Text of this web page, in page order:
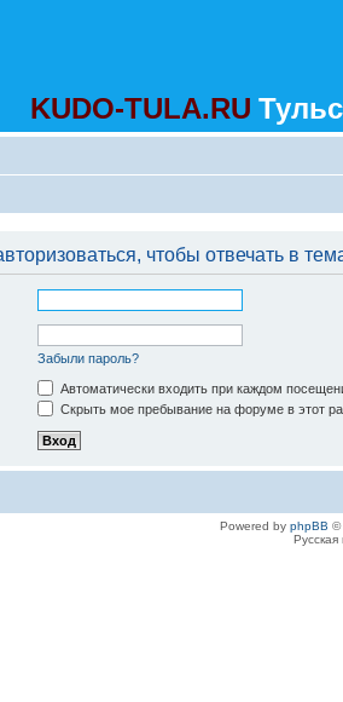
KUDO-TULA.RU
чтобы отвечать в
Забыли пароль?
Автоматически входить при каждом
Скрыть мое пребывание на форуме в этот
Powered by phpBB ©